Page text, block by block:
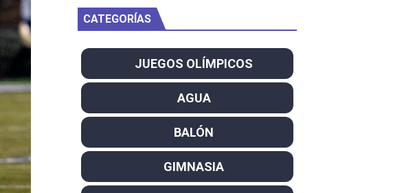
SummerSlam
y Sina Frei dominan el Europeo
y Gran Bretaña se reparten el botín y Caetano Horta y Rodrigo Conde
ya son decacampeonas y quinto oro consecutivo
TNA International Champion
CATEGORÍAS
JUEGOS OLÍMPICOS
AGUA
BALÓN
GIMNASIA